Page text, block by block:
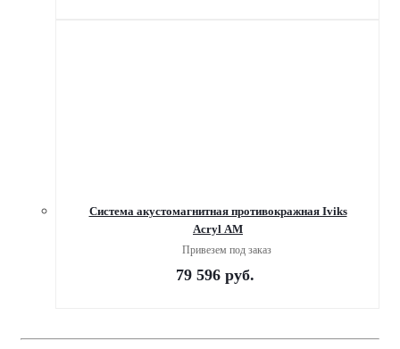
Система акустомагнитная противокражная Iviks
Acryl АМ
Привезем под заказ
79 596руб.